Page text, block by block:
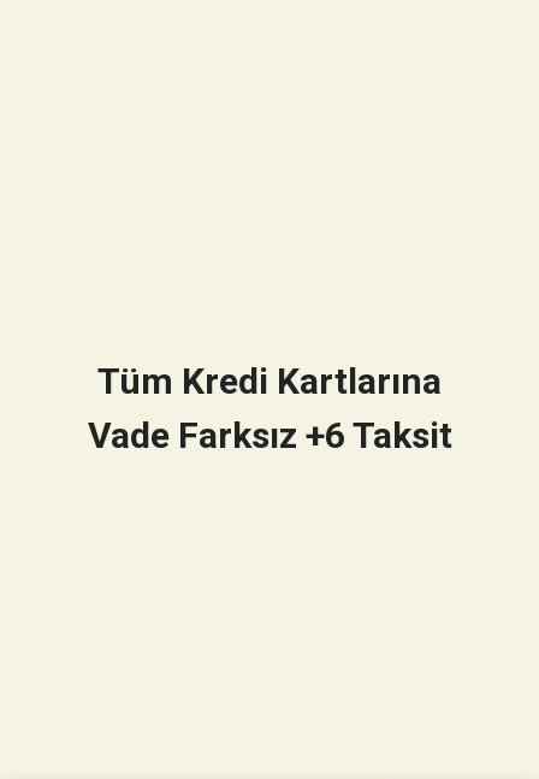
Tüm Kredi Kartlarına
Vade Farksız +6 Taksit